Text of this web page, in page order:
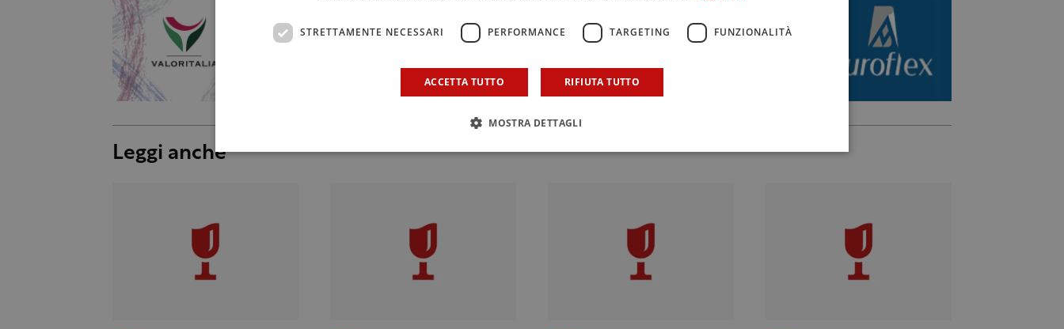
Leggi anche
STRETTAMENTE NECESSARI PERFORMANCE TARGETING FUNZIONALITÀ
ACCETTA TUTTO RIFIUTA TUTTO
MOSTRA DETTAGLI